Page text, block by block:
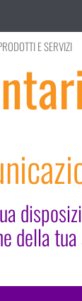
E SERVIZI
della